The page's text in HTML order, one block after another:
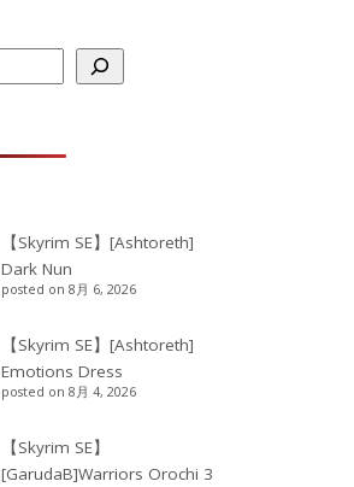
【Skyrim SE】[Ashtoreth]
Dark Nun
posted on 8月 6, 2026
【Skyrim SE】[Ashtoreth]
Emotions Dress
posted on 8月 4, 2026
【Skyrim SE】
[GarudaB]Warriors Orochi 3